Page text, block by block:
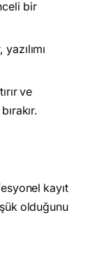
bir
ve
kayıt
olduğunu